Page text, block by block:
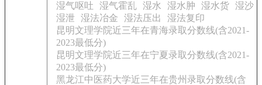
湿气呕吐
湿气霍乱 湿水 湿水肿 湿水货 湿沙
湿泄
湿法冶金 湿法压出
湿法复印
昆明文理学院近三年在青海录取分数线(含2021-
2023最低分)
昆明文理学院近三年在宁夏录取分数线(含2021-
2023最低分)
黑龙江中医药大学近三年在贵州录取分数线(含